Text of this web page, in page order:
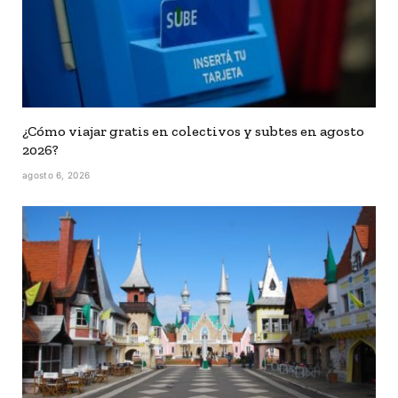
¿Cómo viajar gratis en colectivos y subtes en agosto
2026?
agosto 6, 2026